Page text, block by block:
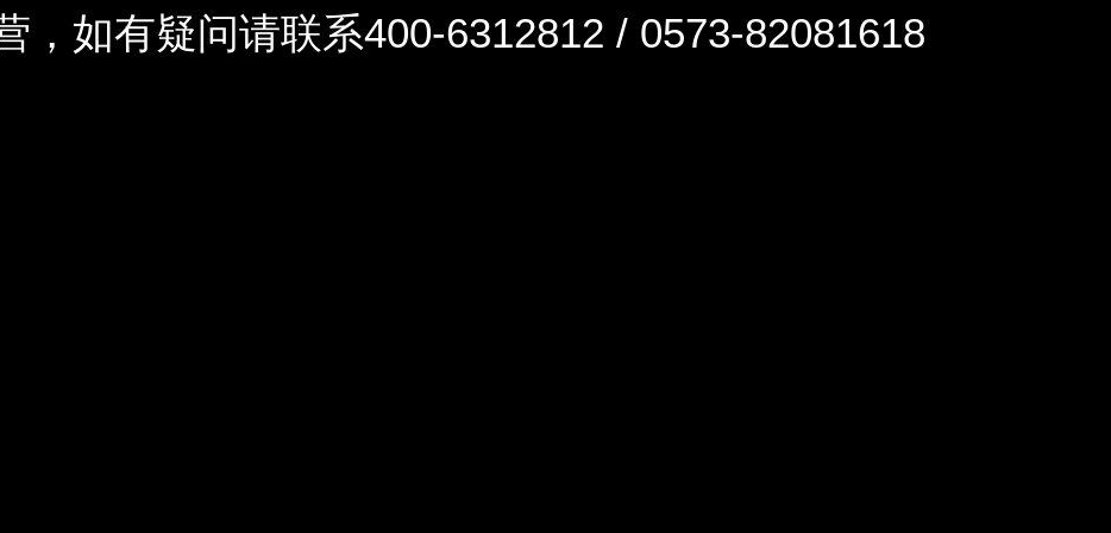
，如有疑问请联系400-6312812 / 0573-82081618